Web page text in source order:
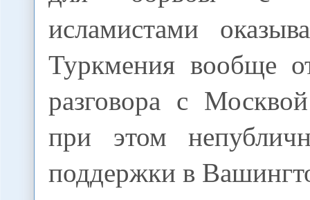
исламистами
Туркмения вообще
разговора с
при этом
поддержки в